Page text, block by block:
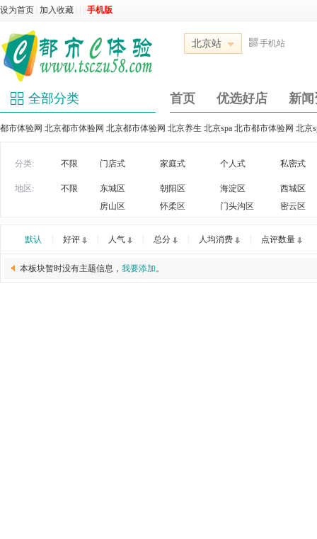
设为首页 加入收藏 手机版
北京站 手机站
全部分类 首页 优选好店 新闻
都市体验网 北京都市体验网 北京都市体验网 北京养生 北京spa 北市都市体验网 北京
分类: 不限 门店式 家庭式 个人式 私密式
地区: 不限 东城区 朝阳区 海淀区
西城区
房山区
怀柔区 门头沟区 密云区
默认 好评 人气 总分 人均消费 点评数量
本板块暂时没有主题信息， 我要添加。